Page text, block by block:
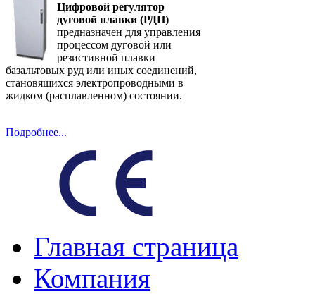
Цифровой регулятор
дуговой плавки (РДП)
предназначен для управления
процессом дуговой или
резистивной плавки
базальтовых руд или иных соединений,
становящихся электропроводными в
жидком (расплавленном) состоянии.
Подробнее...
Главная страница
Компания